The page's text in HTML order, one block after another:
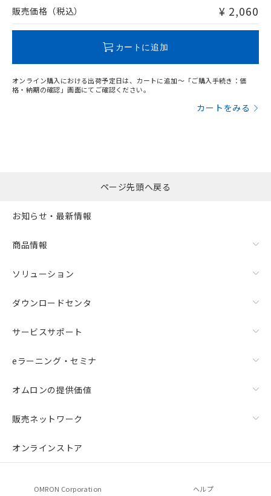
問い合わせください。
販売価格（税込） ¥ 2,060
カートに追加
オンライン購入における出荷予定日は、カートに追加～「ご購入手続き：価
格・納期の確認」画面にてご確認ください。
カートをみる
ページ先頭へ戻る
お知らせ・最新情報
商品情報
ソリューション
ダウンロードセンタ
サービスサポート
eラーニング・セミナ
オムロンの提供価値
販売ネットワーク
オンラインストア
OMRON Corporation ヘルプ